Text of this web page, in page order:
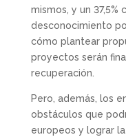
mismos, y un 37,5%
desconocimiento
cómo plantear
proyectos serán
recuperación.
Pero, además, los
obstáculos que
europeos y lograr